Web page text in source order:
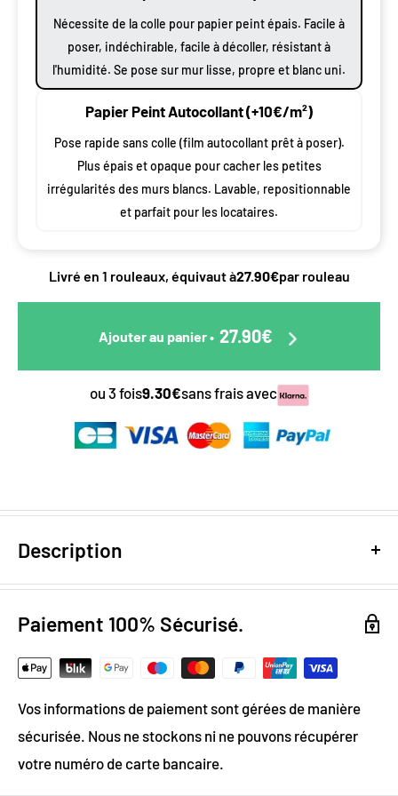
Nécessite de la colle pour papier peint épais. Facile à
poser, indéchirable, facile à décoller, résistant à
l'humidité. Se pose sur mur lisse, propre et blanc uni.
Papier Peint Autocollant (+10€/m²)
Pose rapide sans colle (film autocollant prêt à poser).
Plus épais et opaque pour cacher les petites
irrégularités des murs blancs. Lavable, repositionnable
et parfait pour les locataires.
Livré en 1 rouleaux, équivaut à27.90€par rouleau
Ajouter au panier• 27.90€
ou 3 fois9.30€sans frais avec
Description
Design digital: colorimétrie optimale / effet trompe
l’oeil
Grammage :
Vinyle & Canvas anti-allergène
Matière ignifugée, anti-statique et anti-moisissure
Paiement 100% Sécurisé.
Vos informations de paiement sont gérées de manière
sécurisée. Nous ne stockons ni ne pouvons récupérer
votre numéro de carte bancaire.